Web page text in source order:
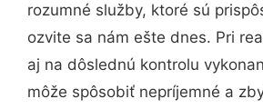
rozumné služby, ktoré sú
ozvite sa nám ešte dnes. Pri
aj na dôslednú kontrolu
môže spôsobiť nepríjemné a